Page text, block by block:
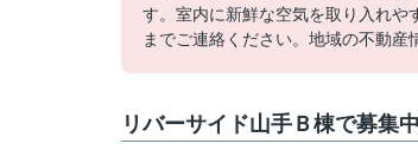
す。室内に新鮮な空気を取り入れや
までご連絡ください。地域の不動産
リバーサイド山手Ｂ棟で募集